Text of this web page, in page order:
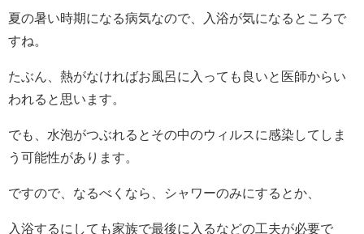
夏の暑い時期になる病気なので、入浴が気になるところで
すね。
たぶん、熱がなければお風呂に入っても良いと医師からい
われると思います。
でも、水泡がつぶれるとその中のウィルスに感染してしま
う可能性があります。
ですので、なるべくなら、シャワーのみにするとか、
入浴するにしても家族で最後に入るなどの工夫が必要で